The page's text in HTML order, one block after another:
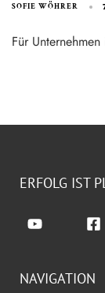
SOFIE WÖHRER
Für
ERFOLG IST
NAVIGATION